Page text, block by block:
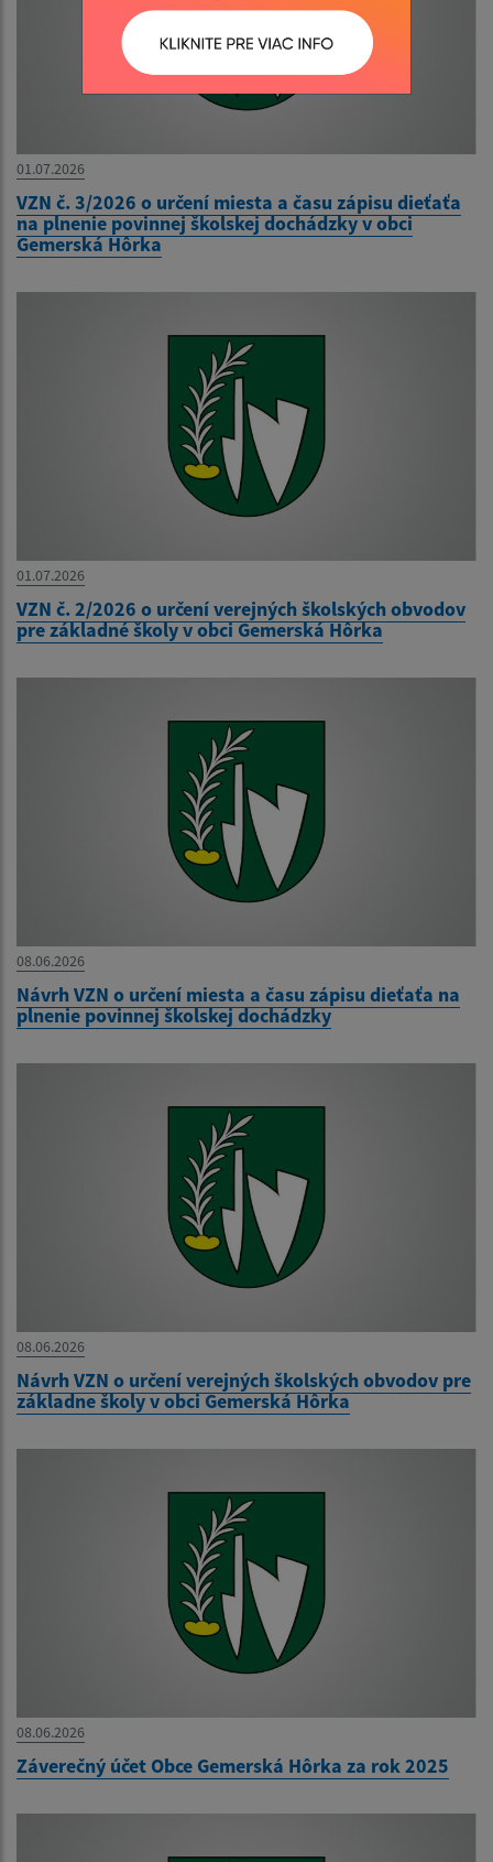
01.07.2026
VZN č. 3/2026 o určení miesta a času zápisu dieťaťa
na plnenie povinnej školskej dochádzky v obci
Gemerská Hôrka
01.07.2026
VZN č. 2/2026 o určení verejných školských obvodov
pre základné školy v obci Gemerská Hôrka
08.06.2026
Návrh VZN o určení miesta a času zápisu dieťaťa na
plnenie povinnej školskej dochádzky
08.06.2026
Návrh VZN o určení verejných školských obvodov pre
základne školy v obci Gemerská Hôrka
08.06.2026
Záverečný účet Obce Gemerská Hôrka za rok 2025